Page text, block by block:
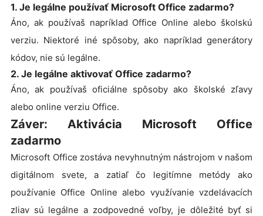
1. Je legálne používať Microsoft Office zadarmo?
Áno, ak používaš napríklad Office Online alebo školskú
verziu. Niektoré iné spôsoby, ako napríklad generátory
kódov, nie sú legálne.
2. Je legálne aktivovať Office zadarmo?
Áno, ak používaš oficiálne spôsoby ako školské zľavy
alebo online verziu Office.
Záver: Aktivácia Microsoft Office
zadarmo
Microsoft Office zostáva nevyhnutným nástrojom v našom
digitálnom svete, a zatiaľ čo legitímne metódy ako
používanie Office Online alebo využívanie vzdelávacích
zliav sú legálne a zodpovedné voľby, je dôležité byť si